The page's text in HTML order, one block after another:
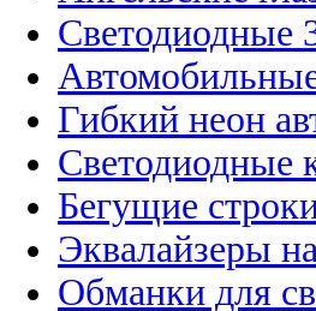
Светодиодные
Гибкий неон
Светодиодные
Бегущие
Эквалайзеры
Обманки для